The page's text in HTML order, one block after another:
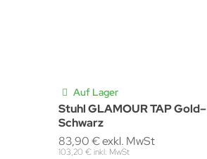
Auf Lager
Stuhl GLAMOUR TAP Gold–
Schwarz
83,90 € exkl. MwSt
103,20 € inkl. MwSt